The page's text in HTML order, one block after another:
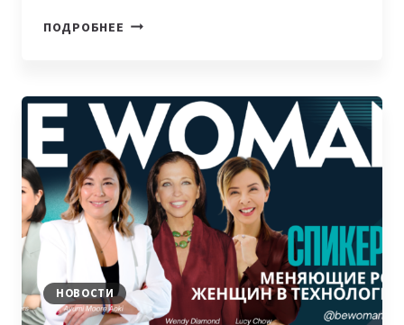
ПОДРОБНЕЕ WOMENINTECH.
ЦЕНЯТ
КОМПЕТЕНЦИИ»,
—
ИСТОРИИ
УСПЕШНЫХ
ДЕВУШЕК
ИЗ
BEELINE
UZBEKISTAN
НОВОСТИ